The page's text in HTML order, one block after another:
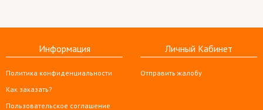
Информация
Политика конфиденциальности
Как заказать?
Пользовательское соглашение
Личный Кабинет
Отправить жалобу